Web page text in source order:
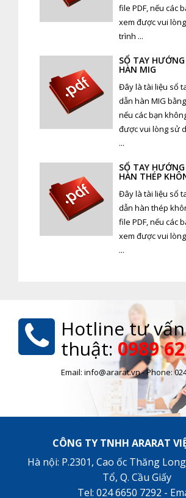
file PDF, nếu các
xem được vui
trình ...
SỔ TAY
HÀN MIG
Đây là tài liệu sổ
dẫn hàn MIG
nếu các bạn
được vui lòng sử
...
SỔ TAY
HÀN THÉP
Đây là tài liệu sổ
dẫn hàn thép
file PDF, nếu các
xem được vui
...
Hotline tư
thuật: 0989
Email: info@ararat.vn - Phone:
CÔNG TY TNHH ARARAT
Hà nội: P.2301, Cao ốc Thăng
Tổ, Q. Cầu Giấy
Tel: 024 6650 7292 -